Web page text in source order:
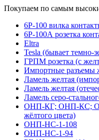
Покупаем по самым
6Р-100 вилка
6Р-100А розетка
Eltra
Tesla (бывает темно-
ГРПМ розетка (с
Импортные разъемы
Ламель желтая
Ламель желтая
Ламель серо-
ОНП-КГ; ОНП-КС;
жёлтого цвета)
ОНП-НС-1-108
ОНП-НС-1-94